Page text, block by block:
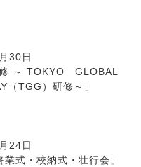
30日
修 ～ TOKYO GLOBAL
（TGG）研修～」
24日
業式・校納式・壮行会」